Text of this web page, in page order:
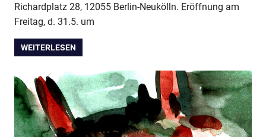
Richardplatz 28, 12055 Berlin-Neukölln. Eröffnung am
Freitag, d. 31.5. um
WEITERLESEN